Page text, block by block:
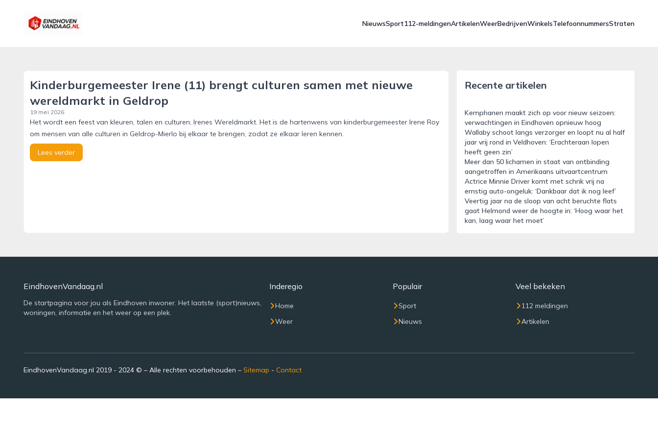
eindhovenvandaag.nl
NieuwsSport112-meldingenArtikelenWeerBedrijvenWinkelsTelefoonnummersStraten
Kinderburgemeester Irene (11) brengt culturen samen met nieuwe
wereldmarkt in Geldrop
19 mei 2026
Het wordt een feest van kleuren, talen en culturen; Irenes Wereldmarkt. Het is de hartenwens van kinderburgemeester Irene Roy
om mensen van alle culturen in Geldrop-Mierlo bij elkaar te brengen, zodat ze elkaar leren kennen.
Lees verder
Recente artikelen
Kemphanen maakt zich op voor nieuw seizoen:
verwachtingen in Eindhoven opnieuw hoog
Wallaby schoot langs verzorger en loopt nu al half
jaar vrij rond in Veldhoven: ‘Erachteraan lopen
heeft geen zin’
Meer dan 50 lichamen in staat van ontbinding
aangetroffen in Amerikaans uitvaartcentrum
Actrice Minnie Driver komt met schrik vrij na
ernstig auto-ongeluk: ‘Dankbaar dat ik nog leef’
Veertig jaar na de sloop van acht beruchte flats
gaat Helmond weer de hoogte in: ‘Hoog waar het
kan, laag waar het moet’
EindhovenVandaag.nl
De startpagina voor jou als Eindhoven inwoner. Het laatste (sport)nieuws,
woningen, informatie en het weer op een plek.
Inderegio
Home
Weer
Populair
Sport
Nieuws
Veel bekeken
112 meldingen
Artikelen
EindhovenVandaag.nl 2019 - 2024 © – Alle rechten voorbehouden – Sitemap - Contact